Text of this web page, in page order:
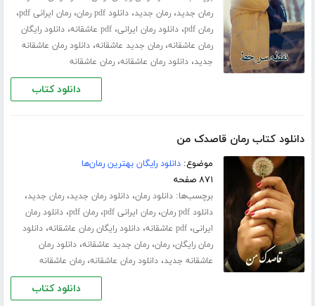
رمان جدید،رمان جدید،دانلود pdf رمان ،رمان ایرانی pdf ،
رمان pdf ،دانلود رمان ایرانی،pdf عاشقانه ،دانلود رایگان
رمان عاشقانه،رمان جدید عاشقانه،دانلود رمان عاشقانه
جدید،دانلود رمان عاشقانه،رمان عاشقانه
دانلود کتاب
دانلود کتاب رمان قاصدک من
موضوع:دانلود رایگان بهترین رمان‌ها
۸۷۱ صفحه
برچسب‌ها:دانلود رمان،دانلود رمان جدید،رمان جدید،
دانلود pdf رمان ،رمان ایرانی pdf ،رمان pdf ،دانلود رمان
ایرانی،pdf عاشقانه ،دانلود رایگان رمان عاشقانه،دانلود
رمان رایگان،رمان،رمان جدید عاشقانه،دانلود رمان
عاشقانه جدید،دانلود رمان عاشقانه،رمان عاشقانه
دانلود کتاب